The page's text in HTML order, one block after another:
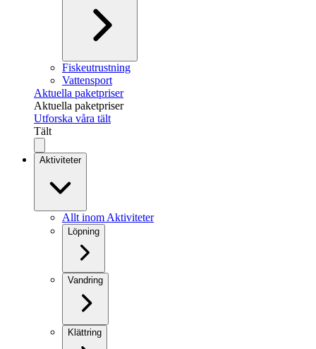
Fiskeutrustning
Vattensport
Aktuella paketpriser
Aktuella paketpriser
Utforska våra tält
Tält
Aktiviteter
Allt inom Aktiviteter
Löpning
Vandring
Klättring